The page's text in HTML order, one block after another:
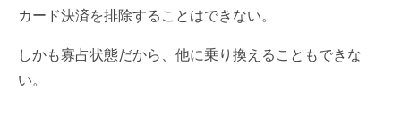
カード決済を排除することはできない。
しかも寡占状態だから、他に乗り換えることもできな
い。